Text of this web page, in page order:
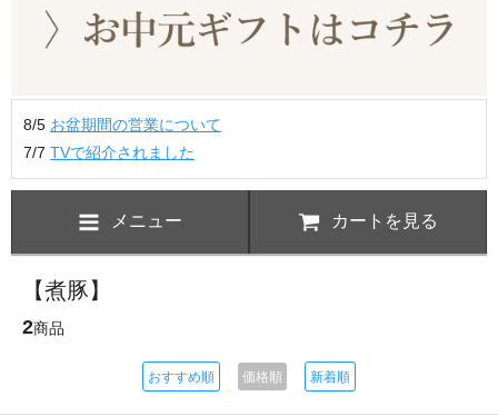
8/5 お盆期間の営業について
7/7 TVで紹介されました
メニュー カートを見る
【煮豚】
2商品
おすすめ順 価格順 新着順